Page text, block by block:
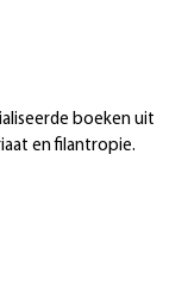
boeken uit
en filantropie.